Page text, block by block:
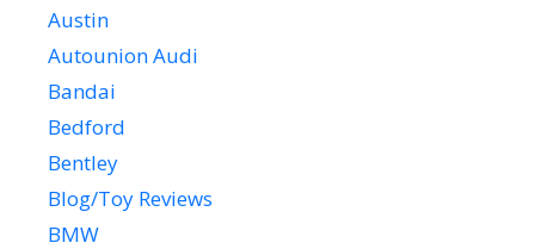
Austin
Autounion Audi
Bandai
Bedford
Bentley
Blog/Toy Reviews
BMW